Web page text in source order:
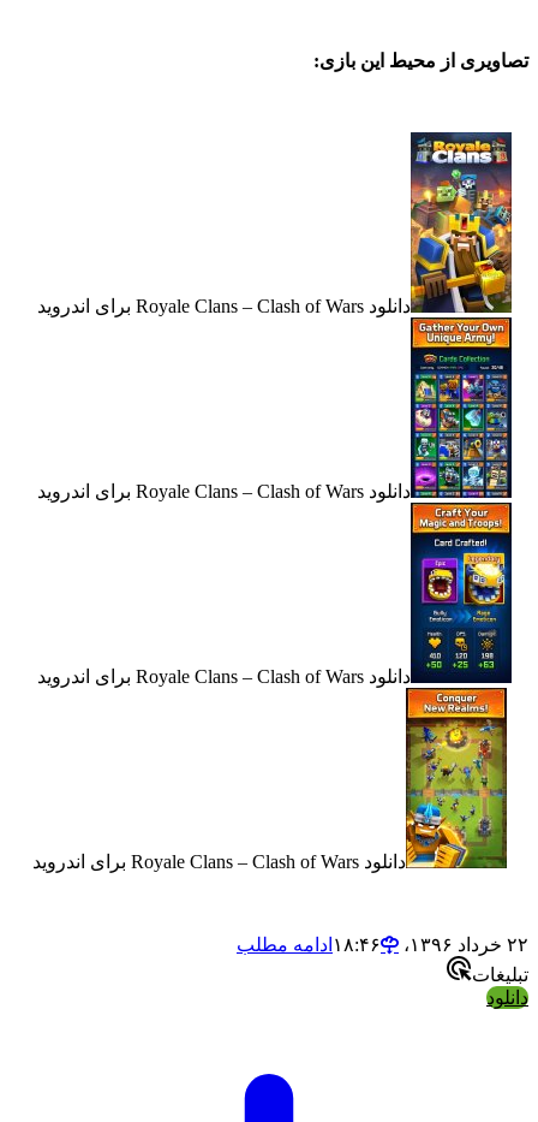
از محیط این بازی:
دانلود Royale Clans – Clash of Wars برای اندروید
دانلود Royale Clans – Clash of Wars برای اندروید
دانلود Royale Clans – Clash of Wars برای اندروید
دانلود Royale Clans – Clash of Wars برای اندروید
ادامه مطلب